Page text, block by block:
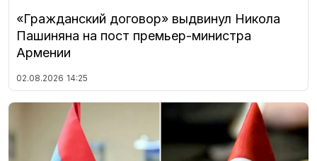
«Гражданский договор» выдвинул Никола
Пашиняна на пост премьер-министра
Армении
02.08.2026 14:25